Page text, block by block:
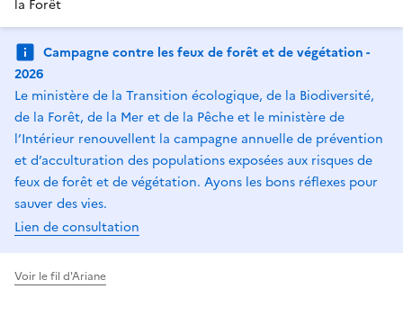
la Forêt
Campagne contre les feux de forêt et de végétation -
2026
Le ministère de la Transition écologique, de la Biodiversité,
de la Forêt, de la Mer et de la Pêche et le ministère de
l’Intérieur renouvellent la campagne annuelle de prévention
et d’acculturation des populations exposées aux risques de
feux de forêt et de végétation. Ayons les bons réflexes pour
sauver des vies.
Lien de consultation
Voir le fil d'Ariane